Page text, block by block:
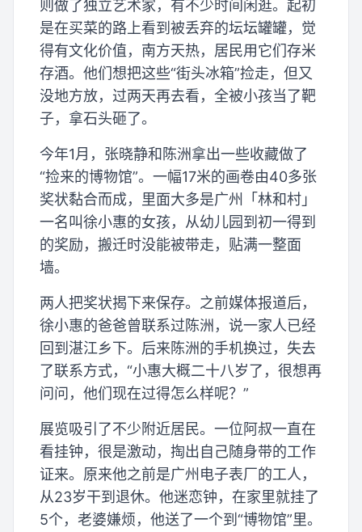
则做了独立艺术家，有不少时间闲逛。起初
是在买菜的路上看到被丢弃的坛坛罐罐，觉
得有文化价值，南方天热，居民用它们存米
存酒。他们想把这些“街头冰箱”捡走，但又
没地方放，过两天再去看，全被小孩当了靶
子，拿石头砸了。
今年1月，张晓静和陈洲拿出一些收藏做了
“捡来的博物馆”。一幅17米的画卷由40多张
奖状黏合而成，里面大多是广州「林和村」
一名叫徐小惠的女孩，从幼儿园到初一得到
的奖励，搬迁时没能被带走，贴满一整面
墙。
两人把奖状揭下来保存。之前媒体报道后，
徐小惠的爸爸曾联系过陈洲，说一家人已经
回到湛江乡下。后来陈洲的手机换过，失去
了联系方式，“小惠大概二十八岁了，很想再
问问，他们现在过得怎么样呢？”
展览吸引了不少附近居民。一位阿叔一直在
看挂钟，很是激动，掏出自己随身带的工作
证来。原来他之前是广州电子表厂的工人，
从23岁干到退休。他迷恋钟，在家里就挂了
5个，老婆嫌烦，他送了一个到“博物馆”里。